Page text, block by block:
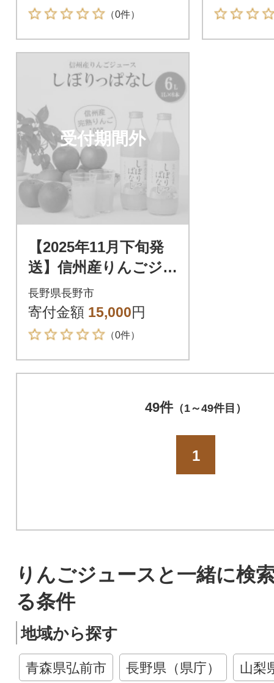
（0件）
受付期間外
【2025年11月下旬発
送】信州産りんごジ
ュース しぼりっぱ
なし 1,000ml×6本
長野県長野市
寄付金額 15,000円
（0件）
49件（1～49件目）
1
りんごジュースと一緒に検
る条件
地域から探す
青森県弘前市 長野県（県庁） 山梨